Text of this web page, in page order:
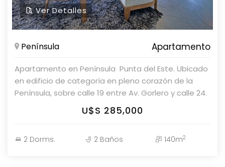
Ver Detalles
Península Apartamento
Apartamento en Península  Punta del Este. Ubicado
en edificio de categoría en pleno corazón de la
Península, sobre calle 19 entre Av. Gorlero y calle 24.
A tan solo 200 mts de Playa Brava y 400 mts del
Puerto. Características: * 2 dormitorios (1 en suite) *
mar * Terraza * Cocina definida * Garaje en
U$S 285,000
2 Dorms. 2 Baños 140m2